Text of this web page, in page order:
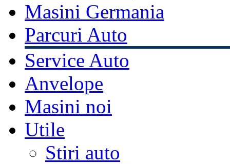
Masini Germania
Parcuri Auto
Service Auto
Anvelope
Masini noi
Utile
Stiri auto